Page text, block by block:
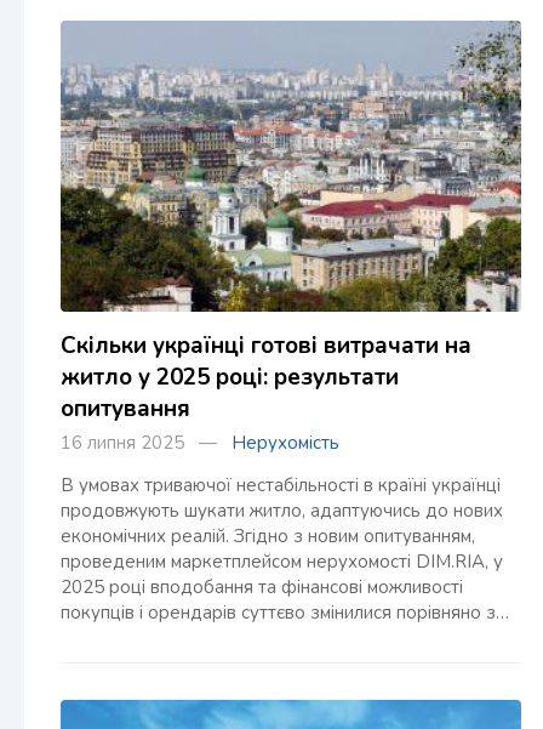
Скільки українці готові витрачати на
житло у 2025 році: результати
опитування
16 липня 2025 — Нерухомість
В умовах триваючої нестабільності в країні українці
продовжують шукати житло, адаптуючись до нових
економічних реалій. Згідно з новим опитуванням,
проведеним маркетплейсом нерухомості DIM.RIA, у
2025 році вподобання та фінансові можливості
покупців і орендарів суттєво змінилися порівняно з…